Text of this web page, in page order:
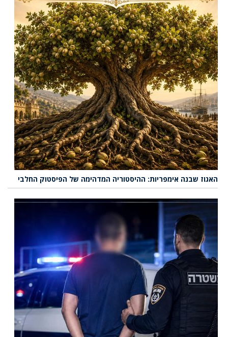
האגוז שבנה אימפריות: ההיסטוריה המדהימה של הפיסטוק החלבי